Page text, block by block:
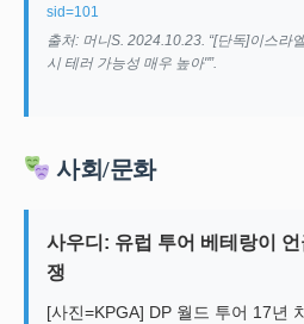
sid=101
출처: 머니S. 2024.10.23. “[단독]이스라
시 테러 가능성 매우 높아"”.
사회/문화
사우디: 유럽 투어 베테랑이 언
쟁
[사진=KPGA] DP 월드 투어 17년